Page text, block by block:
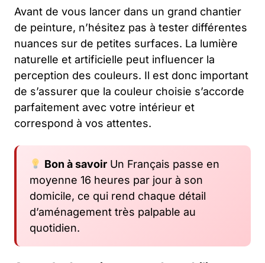
Avant de vous lancer dans un grand chantier
de peinture, n’hésitez pas à tester différentes
nuances sur de petites surfaces. La lumière
naturelle et artificielle peut influencer la
perception des couleurs. Il est donc important
de s’assurer que la couleur choisie s’accorde
parfaitement avec votre intérieur et
correspond à vos attentes.
Bon à savoirUn Français passe en
moyenne 16 heures par jour à son
domicile, ce qui rend chaque détail
d’aménagement très palpable au
quotidien.